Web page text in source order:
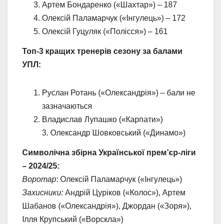
Артем Бондаренко («Шахтар») – 187
Олексій Паламарчук («Інгулець») – 172
Олексій Гуцуляк («Полісся») – 161
Топ-3 кращих тренерів сезону за балами
УПЛ:
Руслан Ротань («Олександрія») – бали не
зазначаються
Владислав Лупашко («Карпати»)
3. Олександр Шовковський («Динамо»)
Символічна збірна Української прем’єр-ліги
– 2024/25:
Воротар: Олексій Паламарчук («Інгулець»)
Захисники: Андрій Цуріков («Колос»), Артем
Шабанов («Олександрія»), Джордан («Зоря»),
Ілля Крупський («Ворскла»)